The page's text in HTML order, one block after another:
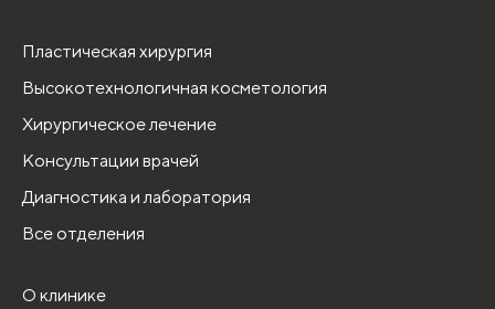
Пластическая хирургия
Высокотехнологичная косметология
Хирургическое лечение
Консультации врачей
Диагностика и лаборатория
Все отделения
О клинике